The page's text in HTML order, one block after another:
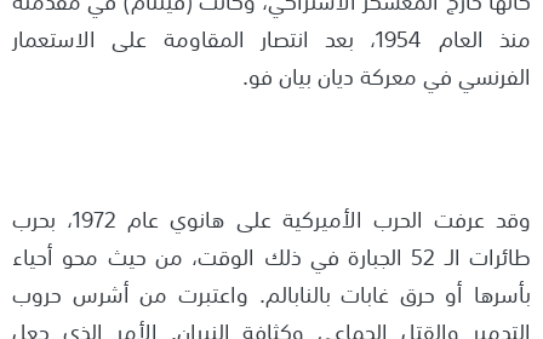
منذ العام 1954، بعد انتصار المقاومة على الاستعمار
الفرنسي في معركة ديان بيان فو.
وقد عرفت الحرب الأميركية على هانوي عام 1972، بحرب
طائرات الـ 52 الجبارة في ذلك الوقت، من حيث محو أحياء
بأسرها أو حرق غابات بالنابالم. واعتبرت من أشرس حروب
التدمير والقتل الجماعي وكثافة النيران. الأمر الذي جعل